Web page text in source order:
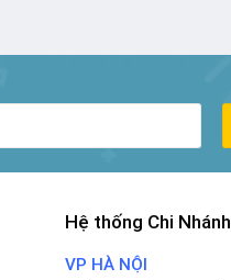
Hệ thống Chi Nhánh
VP HÀ NỘI